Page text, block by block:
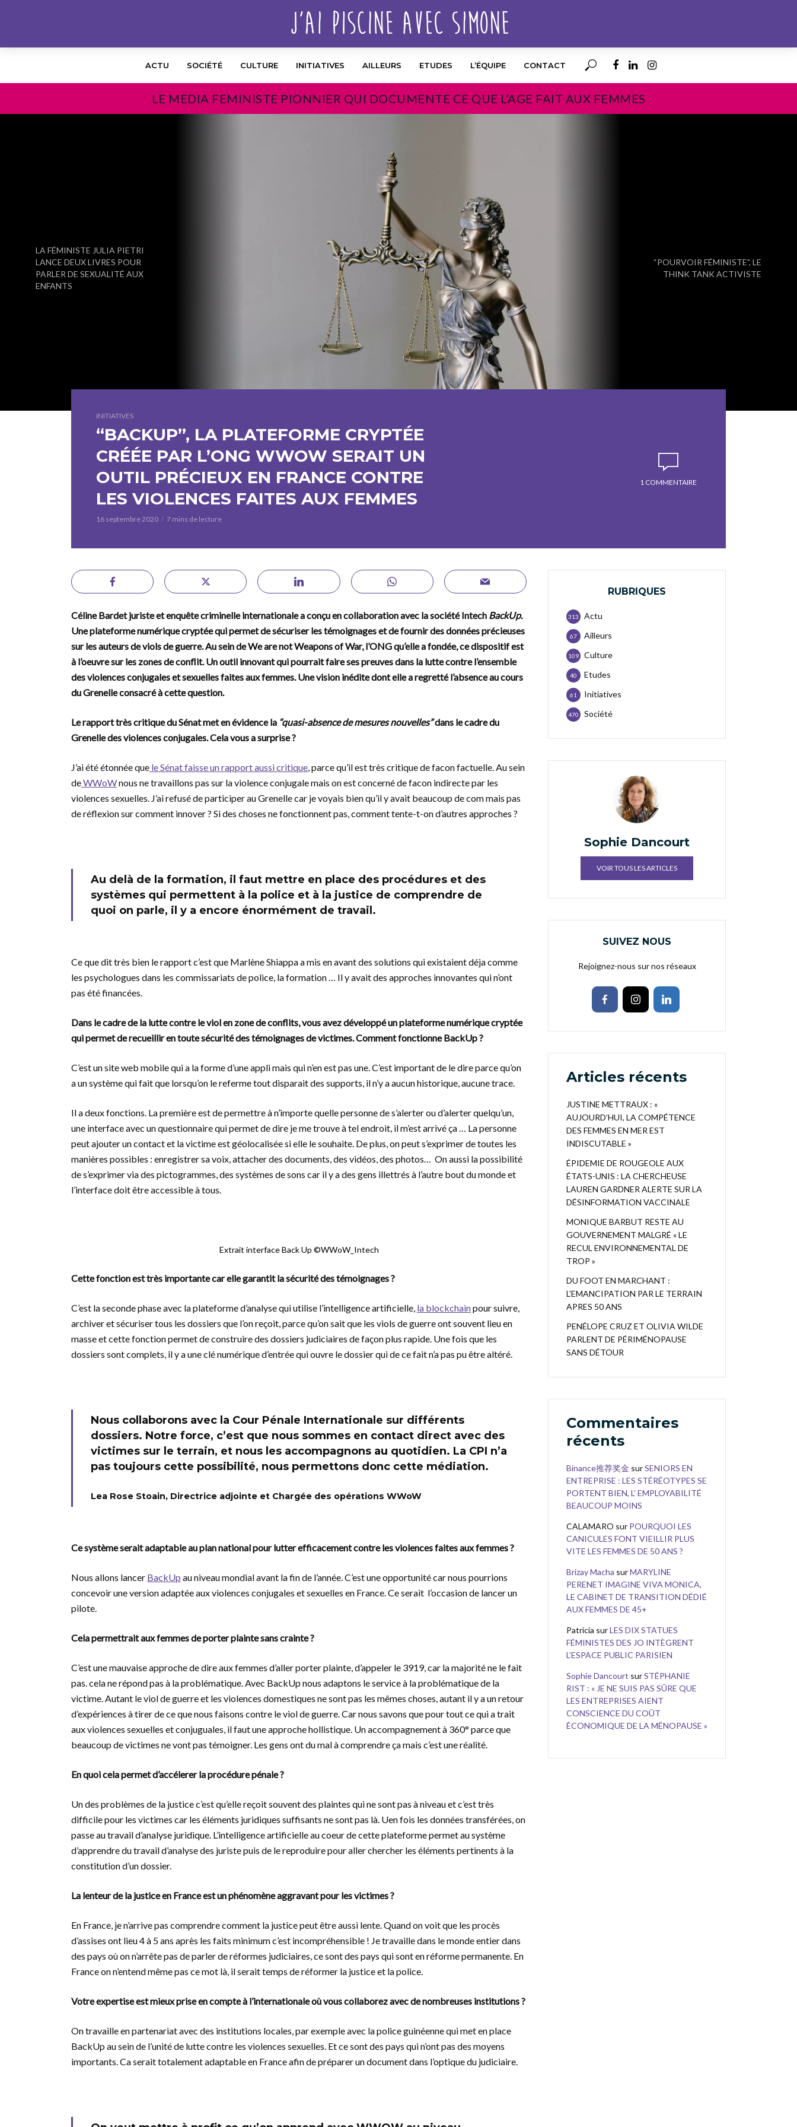
ACTU SOCIÉTÉ CULTURE INITIATIVES AILLEURS ETUDES L’ÉQUIPE CONTACT
LE MEDIA FEMINISTE PIONNIER QUI DOCUMENTE CE QUE L’AGE FAIT AUX FEMMES
LA FÉMINISTE JULIA PIETRI
LANCE DEUX LIVRES POUR
PARLER DE SEXUALITÉ AUX
ENFANTS
“POURVOIR FÉMINISTE”, LE
THINK TANK ACTIVISTE
INITIATIVES
“BACKUP”, LA PLATEFORME CRYPTÉE
CRÉÉE PAR L’ONG WWOW SERAIT UN
OUTIL PRÉCIEUX EN FRANCE CONTRE
LES VIOLENCES FAITES AUX FEMMES
16 septembre 2020 7 mins de lecture
1 COMMENTAIRE
Céline Bardet juriste et enquête criminelle internationale a conçu en collaboration avec la société Intech BackUp.
Une plateforme numérique cryptée qui permet de sécuriser les témoignages et de fournir des données précieuses
sur les auteurs de viols de guerre. Au sein de We are not Weapons of War, l’ONG qu’elle a fondée, ce dispositif est
à l’oeuvre sur les zones de conflit. Un outil innovant qui pourrait faire ses preuves dans la lutte contre l’ensemble
des violences conjugales et sexuelles faites aux femmes. Une vision inédite dont elle a regretté l’absence au cours
du Grenelle consacré à cette question.
Le rapport très critique du Sénat met en évidence la “quasi-absence de mesures nouvelles”dans le cadre du
Grenelle des violences conjugales. Cela vous a surprise ?
J’ai été étonnée que le Sénat faisse un rapport aussi critique, parce qu’il est très critique de facon factuelle. Au sein
deWWoWnous ne travaillons pas sur la violence conjugale mais on est concerné de facon indirecte par les
violences sexuelles. J’ai refusé de participer au Grenelle car je voyais bien qu’il y avait beaucoup de com mais pas
de réflexion sur comment innover ? Si des choses ne fonctionnent pas, comment tente-t-on d’autres approches ?
Au delà de la formation, il faut mettre en place des procédures et des
systèmes qui permettent à la police et à la justice de comprendre de
quoi on parle, il y a encore énormément de travail.
Ce que dit très bien le rapport c’est que Marlène Shiappa a mis en avant des solutions qui existaient déja comme
les psychologues dans les commissariats de police, la formation … Il y avait des approches innovantes qui n’ont
pas été financées.
Dans le cadre de la lutte contre le viol en zone de conflits, vous avez développé un plateforme numérique cryptée
qui permet de recueillir en toute sécurité des témoignages de victimes. Comment fonctionne BackUp ?
C’est un site web mobile qui a la forme d’une appli mais qui n’en est pas une. C’est important de le dire parce qu’on
a un système qui fait que lorsqu’on le referme tout disparait des supports, il n’y a aucun historique, aucune trace.
Il a deux fonctions. La première est de permettre à n’importe quelle personne de s’alerter ou d’alerter quelqu’un,
une interface avec un questionnaire qui permet de dire je me trouve à tel endroit, il m’est arrivé ça … La personne
peut ajouter un contact et la victime est géolocalisée si elle le souhaite. De plus, on peut s’exprimer de toutes les
manières possibles : enregistrer sa voix, attacher des documents, des vidéos, des photos… On aussi la possibilité
de s’exprimer via des pictogrammes, des systèmes de sons car il y a des gens illettrés à l’autre bout du monde et
l’interface doit être accessible à tous.
Extrait interface Back Up ©WWoW_Intech
Cette fonction est très importante car elle garantit la sécurité des témoignages ?
C’est la seconde phase avec la plateforme d’analyse qui utilise l’intelligence artificielle, la blockchainpour suivre,
archiver et sécuriser tous les dossiers que l’on reçoit, parce qu’on sait que les viols de guerre ont souvent lieu en
masse et cette fonction permet de construire des dossiers judiciaires de façon plus rapide. Une fois que les
dossiers sont complets, il y a une clé numérique d’entrée qui ouvre le dossier qui de ce fait n’a pas pu être altéré.
Nous collaborons avec la Cour Pénale Internationale sur différents
dossiers. Notre force, c’est que nous sommes en contact direct avec des
victimes sur le terrain, et nous les accompagnons au quotidien. La CPI n’a
pas toujours cette possibilité, nous permettons donc cette médiation.
Lea Rose Stoain, Directrice adjointe et Chargée des opérations WWoW
Ce système serait adaptable au plan national pour lutter efficacement contre les violences faites aux femmes ?
Nous allons lancer BackUp au niveau mondial avant la fin de l’année. C’est une opportunité car nous pourrions
concevoir une version adaptée aux violences conjugales et sexuelles en France. Ce serait l’occasion de lancer un
pilote.
Cela permettrait aux femmes de porter plainte sans crainte ?
C’est une mauvaise approche de dire aux femmes d’aller porter plainte, d’appeler le 3919, car la majorité ne le fait
pas. cela ne répond pas à la problématique. Avec BackUp nous adaptons le service à la problématique de la
victime. Autant le viol de guerre et les violences domestiques ne sont pas les mêmes choses, autant il y a un retour
d’expériences à tirer de ce que nous faisons contre le viol de guerre. Car nous savons que pour tout ce qui a trait
aux violences sexuelles et conjuguales, il faut une approche hollistique. Un accompagnement à 360° parce que
beaucoup de victimes ne vont pas témoigner. Les gens ont du mal à comprendre ça mais c’est une réalité.
En quoi cela permet d’accélerer la procédure pénale ?
Un des problèmes de la justice c’est qu’elle reçoit souvent des plaintes qui ne sont pas à niveau et c’est très
difficile pour les victimes car les éléments juridiques suffisants ne sont pas là. Uen fois les données transférées, on
passe au travail d’analyse juridique. L’intelligence artificielle au coeur de cette plateforme permet au système
d’apprendre du travail d’analyse des juriste puis de le reproduire pour aller chercher les éléments pertinents à la
constitution d’un dossier.
La lenteur de la justice en France est un phénomène aggravant pour les victimes ?
En France, je n’arrive pas comprendre comment la justice peut être aussi lente. Quand on voit que les procès
d’assises ont lieu 4 à 5 ans après les faits minimum c’est incompréhensible ! Je travaille dans le monde entier dans
des pays où on n’arrête pas de parler de réformes judiciaires, ce sont des pays qui sont en réforme permanente. En
France on n’entend même pas ce mot là, il serait temps de réformer la justice et la police.
Votre expertise est mieux prise en compte à l’internationale où vous collaborez avec de nombreuses institutions ?
On travaille en partenariat avec des institutions locales, par exemple avec la police guinéenne qui met en place
BackUp au sein de l’unité de lutte contre les violences sexuelles. Et ce sont des pays qui n’ont pas des moyens
importants. Ca serait totalement adaptable en France afin de préparer un document dans l’optique du judiciaire.
RUBRIQUES
Actu
313
Ailleurs
67
Culture
109
Etudes
40
Initiatives
61
Société
470
Sophie Dancourt
VOIR TOUS LES ARTICLES
SUIVEZ NOUS
Rejoignez-nous sur nos réseaux
Articles récents
JUSTINE METTRAUX : «
AUJOURD’HUI, LA COMPÉTENCE
DES FEMMES EN MER EST
INDISCUTABLE »
ÉPIDEMIE DE ROUGEOLE AUX
ÉTATS-UNIS : LA CHERCHEUSE
LAUREN GARDNER ALERTE SUR LA
DÉSINFORMATION VACCINALE
MONIQUE BARBUT RESTE AU
GOUVERNEMENT MALGRÉ « LE
RECUL ENVIRONNEMENTAL DE
TROP »
DU FOOT EN MARCHANT :
L’EMANCIPATION PAR LE TERRAIN
APRES 50 ANS
PENÉLOPE CRUZ ET OLIVIA WILDE
PARLENT DE PÉRIMÉNOPAUSE
SANS DÉTOUR
Commentaires
récents
Binance推荐奖金 surSENIORS EN
ENTREPRISE : LES STÉRÉOTYPES SE
PORTENT BIEN, L’ EMPLOYABILITÉ
BEAUCOUP MOINS
CALAMARO sur POURQUOI LES
CANICULES FONT VIEILLIR PLUS
VITE LES FEMMES DE 50 ANS ?
Brizay Macha surMARYLINE
PERENET IMAGINE VIVA MONICA,
LE CABINET DE TRANSITION DÉDIÉ
AUX FEMMES DE 45+
Patricia surLES DIX STATUES
FÉMINISTES DES JO INTÈGRENT
L’ESPACE PUBLIC PARISIEN
Sophie Dancourt surSTÉPHANIE
RIST : « JE NE SUIS PAS SÛRE QUE
LES ENTREPRISES AIENT
CONSCIENCE DU COÛT
ÉCONOMIQUE DE LA MÉNOPAUSE »